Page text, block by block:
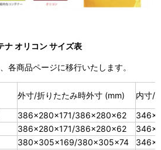
ナ オリコン サイズ表
各商品ページに移行いたします。
外寸/折りたたみ時外寸 (mm)
内寸/
386×280×171/386×280×62
386×280×171/386×280×62
380×305×169/380×305×74